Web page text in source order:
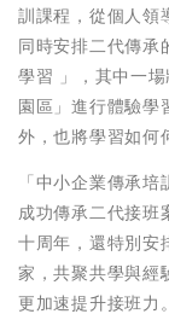
訓課程，從個人領
同時安排二代傳承
學習 」，其中一
園區」進行體驗學
外，也將學習如何
「中小企業傳承
成功傳承二代接班
十周年，還特別安
家，共聚共學與經
更加速提升接班力。